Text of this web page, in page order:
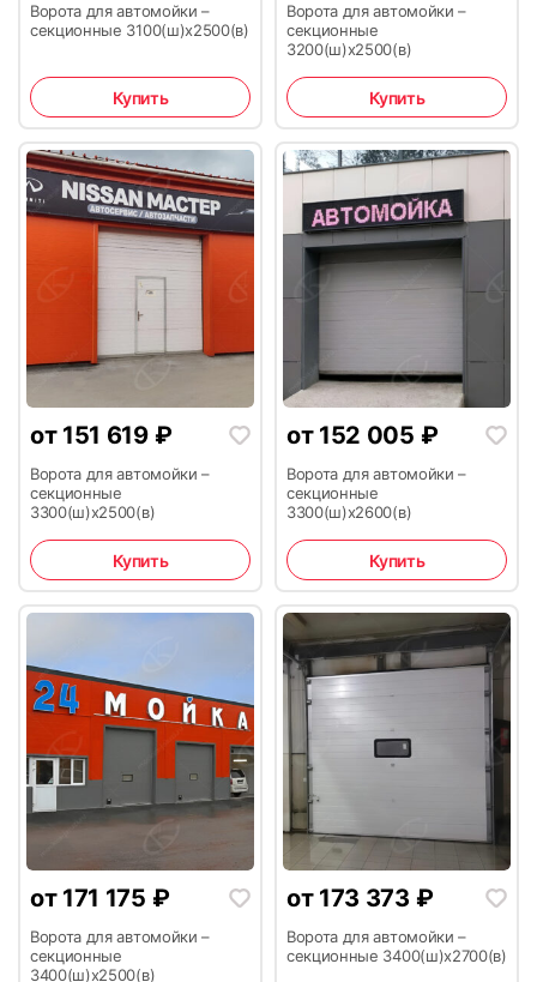
29
Ворота для автомойки –
секционные 3100(ш)х2500(в)
Купить
Ворота для автомойки –
секционные
3200(ш)х2500(в)
Купить
от 151 619 ₽
Ворота для автомойки –
секционные
3300(ш)х2500(в)
Купить
от 152 005 ₽
Ворота для автомойки –
секционные
3300(ш)х2600(в)
Купить
от 171 175 ₽
Ворота для автомойки –
секционные
3400(ш)х2500(в)
от 173 373 ₽
Ворота для автомойки –
секционные 3400(ш)х2700(в)